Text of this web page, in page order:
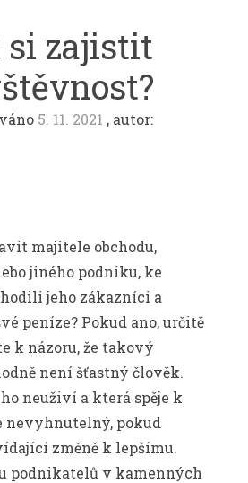
si zajistit
5. 11. 2021 , autor:
majitele obchodu,
jiného podniku, ke
jeho zákazníci a
peníze? Pokud ano, určitě
k názoru, že takový
není šťastný člověk.
neuživí a která spěje k
nevyhnutelný, pokud
změně k lepšímu.
podnikatelů v kamenných